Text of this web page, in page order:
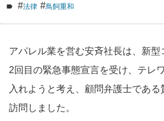
#法律 #鳥飼重和
アパレル業を営む安斉社長は、新型
2回目の緊急事態宣言を受け、テレ
入れようと考え、顧問弁護士であ
訪問しました。